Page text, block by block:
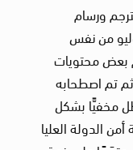
ورسام
أشرف عمر فجر الاثنين ٢٢ يوليو من نفس
بعض محتويات
ثم تم اصطحابه
مخفيًّا بشكل
الدولة العليا